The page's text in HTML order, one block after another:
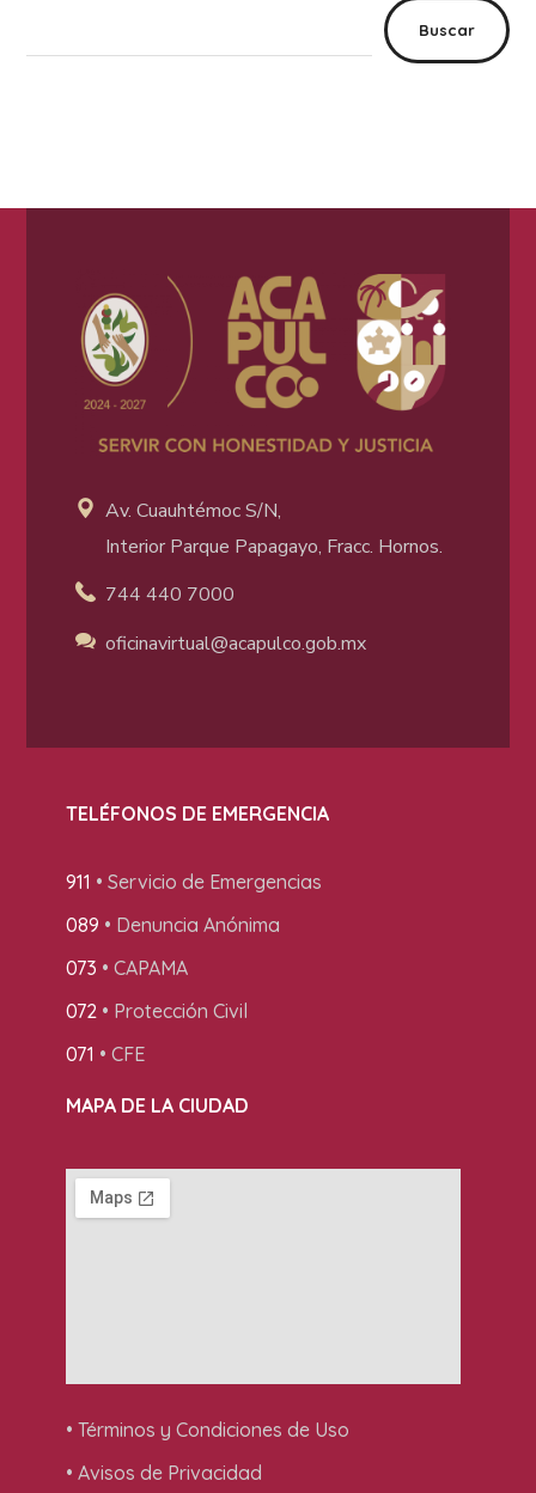
Buscar
Av. Cuauhtémoc S/N,
Interior Parque Papagayo, Fracc. Hornos.
744 440 7000
oficinavirtual@acapulco.gob.mx
TELÉFONOS DE EMERGENCIA
911 • Servicio de Emergencias
089 • Denuncia Anónima
073 • CAPAMA
072• Protección Civil
071 • CFE
MAPA DE LA CIUDAD
• Términos y Condiciones de Uso
• Avisos de Privacidad